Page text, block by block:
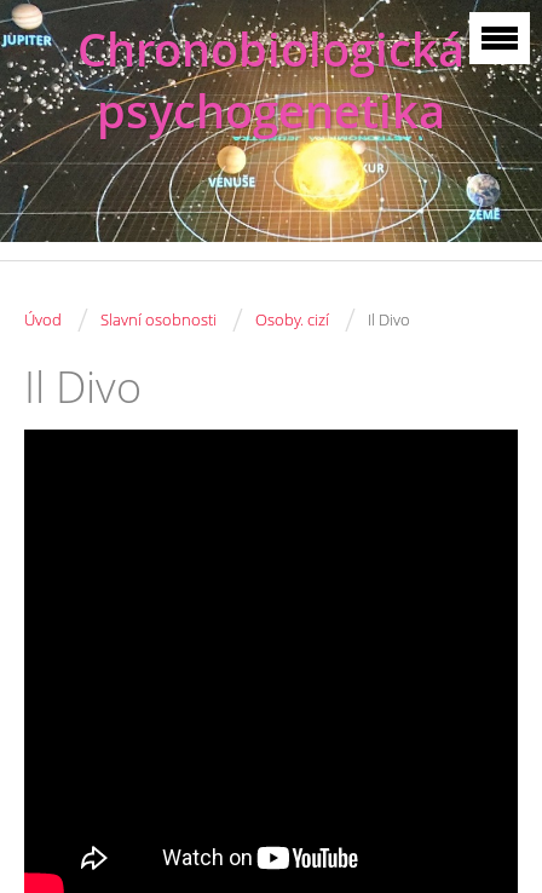
Chronobiologická
psychogenetika
Úvod / Slavní osobnosti / Osoby. cizí / Il Divo
Il Divo